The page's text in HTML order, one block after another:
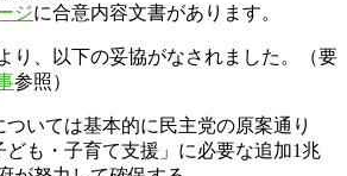
ジに合意内容文書があります。
り、以下の妥協がなされました。（要
参照）
いては基本的に民主党の原案通り
も・子育て支援」に必要な追加1兆